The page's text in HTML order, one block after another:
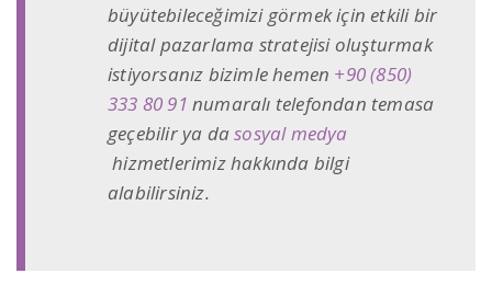
büyütebileceğimizi görmek için etkili bir
dijital pazarlama stratejisi oluşturmak
istiyorsanız bizimle hemen +90 (850)
333 80 91 numaralı telefondan temasa
geçebilir ya dasosyal medya
hizmetlerimiz hakkında bilgi
alabilirsiniz.